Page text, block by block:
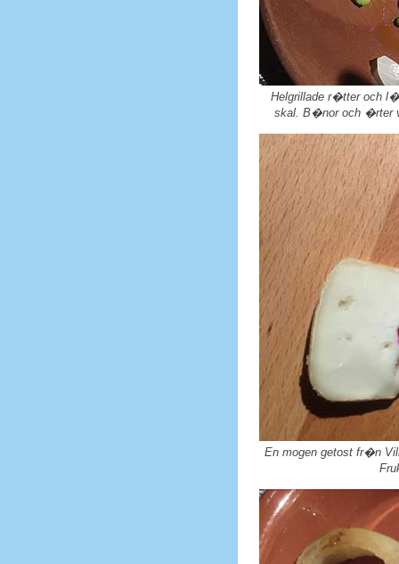
Helgrillade r�tter och
skal. B�nor och �rter
En mogen getost fr�n